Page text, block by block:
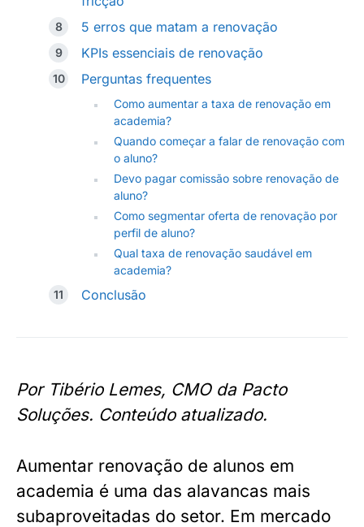
5 erros que matam a renovação
KPIs essenciais de renovação
Perguntas frequentes
Como aumentar a taxa de renovação em
academia?
Quando começar a falar de renovação com
o aluno?
Devo pagar comissão sobre renovação de
aluno?
Como segmentar oferta de renovação por
perfil de aluno?
Qual taxa de renovação saudável em
academia?
Conclusão
Por Tibério Lemes, CMO da Pacto
Soluções. Conteúdo atualizado.
Aumentar renovação de alunos em
academia é uma das alavancas mais
subaproveitadas do setor. Em mercado